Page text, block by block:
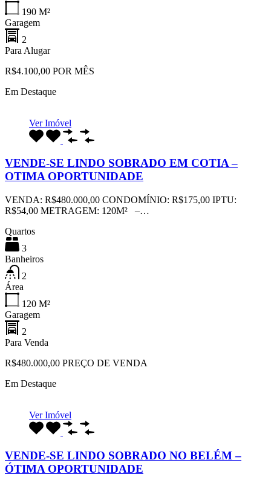
190 M²
Garagem
2
Para Alugar
R$4.100,00 POR MÊS
Em Destaque
Ver Imóvel
VENDE-SE LINDO SOBRADO EM COTIA –
OTIMA OPORTUNIDADE
VENDA: R$480.000,00 CONDOMÍNIO: R$175,00 IPTU:
R$54,00 METRAGEM: 120M² –…
Quartos
3
Banheiros
2
Área
120 M²
Garagem
2
Para Venda
R$480.000,00 PREÇO DE VENDA
Em Destaque
Ver Imóvel
VENDE-SE LINDO SOBRADO NO BELÉM –
ÓTIMA OPORTUNIDADE